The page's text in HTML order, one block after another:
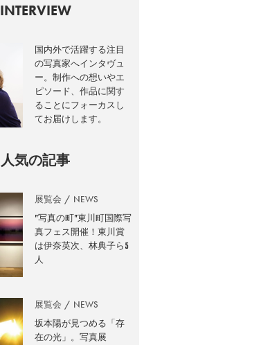
INTERVIEW
国内外で活躍する注目
の写真家へインタヴュ
ー。制作への想いやエ
ピソード、作品に関す
ることにフォーカスし
てお届けします。
人気の記事
展覧会 NEWS
”写真の町”東川町国際写
真フェス開催！東川賞
は伊奈英次、林典子ら5
人
展覧会 NEWS
坂本陽が見つめる「存
在の光」。写真展